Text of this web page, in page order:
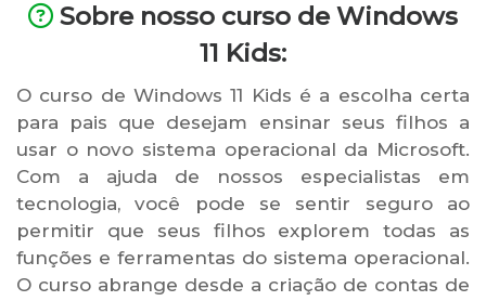
Sobre nosso curso de Windows
11 Kids:
O curso de Windows 11 Kids é a escolha certa
para pais que desejam ensinar seus filhos a
usar o novo sistema operacional da Microsoft.
Com a ajuda de nossos especialistas em
tecnologia, você pode se sentir seguro ao
permitir que seus filhos explorem todas as
funções e ferramentas do sistema operacional.
O curso abrange desde a criação de contas de